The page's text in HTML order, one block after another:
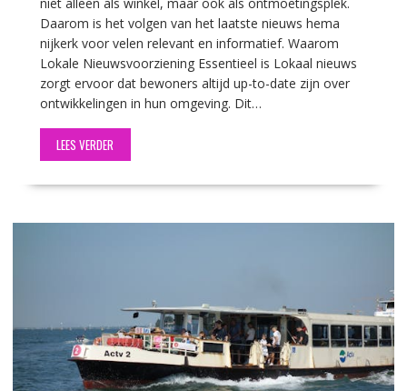
Daarom is het volgen van het laatste nieuws hema
nijkerk voor velen relevant en informatief. Waarom
Lokale Nieuwsvoorziening Essentieel is Lokaal nieuws
zorgt ervoor dat bewoners altijd up-to-date zijn over
ontwikkelingen in hun omgeving. Dit…
LEES VERDER